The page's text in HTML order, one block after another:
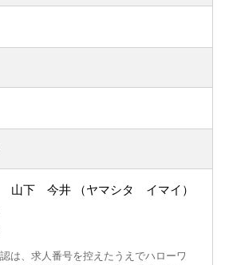
下 今井 （ヤマシタ イマイ）
は、求人番号を控えたうえでハローワ